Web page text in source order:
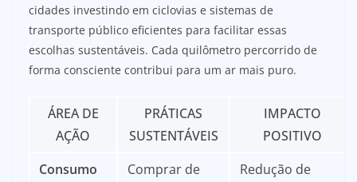
cidades investindo em ciclovias e sistemas de
transporte público eficientes para facilitar essas
escolhas sustentáveis. Cada quilômetro percorrido de
forma consciente contribui para um ar mais puro.
ÁREA DE
AÇÃO
PRÁTICAS
SUSTENTÁVEIS
IMPACTO
POSITIVO
Consumo
Comprar de
Redução de